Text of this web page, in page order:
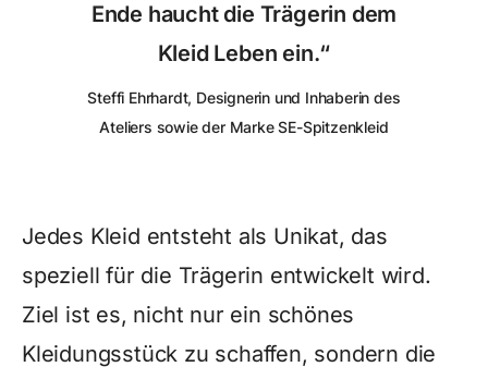
Ende haucht die Trägerin dem
Kleid Leben ein.“
Steffi Ehrhardt, Designerin und Inhaberin des
Ateliers sowie der Marke SE-Spitzenkleid
Jedes Kleid entsteht als Unikat, das
speziell für die Trägerin entwickelt wird.
Ziel ist es, nicht nur ein schönes
Kleidungsstück zu schaffen, sondern die